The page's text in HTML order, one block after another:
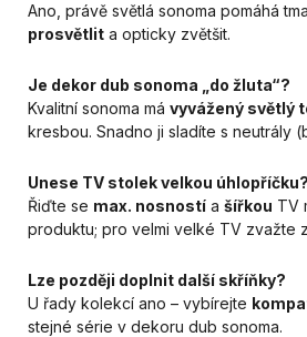
Ano, právě světlá sonoma pomáhá
prosvětlit a opticky zvětšit.
Je dekor dub sonoma „do žluta“?
Kvalitní sonoma má vyvážený světlý
kresbou. Snadno ji sladíte s neutrály
Unese TV stolek velkou úhlopříčku?
Řiďte se max. nosností a šířkou TV
produktu; pro velmi velké TV zvažte
Lze později doplnit další skříňky?
U řady kolekcí ano – vybírejte
stejné série v dekoru dub sonoma.